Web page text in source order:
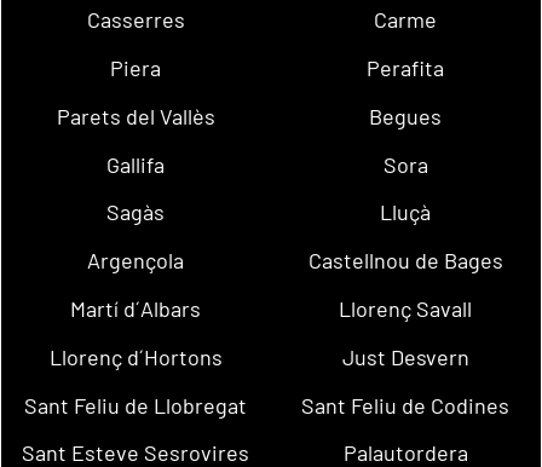
Casserres
Carme
Piera
Perafita
Parets del Vallès
Begues
Gallifa
Sora
Sagàs
Lluçà
Argençola
Castellnou de Bages
Martí d´Albars
Llorenç Savall
Llorenç d´Hortons
Just Desvern
Sant Feliu de Llobregat
Sant Feliu de Codines
Sant Esteve Sesrovires
Palautordera